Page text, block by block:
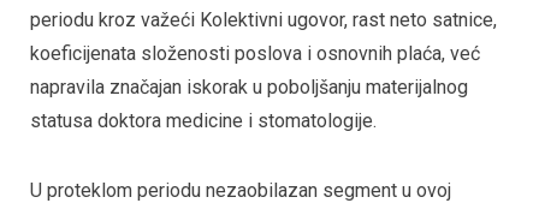
periodu kroz važeći Kolektivni ugovor, rast neto satnice,
koeficijenata složenosti poslova i osnovnih plaća, već
napravila značajan iskorak u poboljšanju materijalnog
statusa doktora medicine i stomatologije.
U proteklom periodu nezaobilazan segment u ovoj